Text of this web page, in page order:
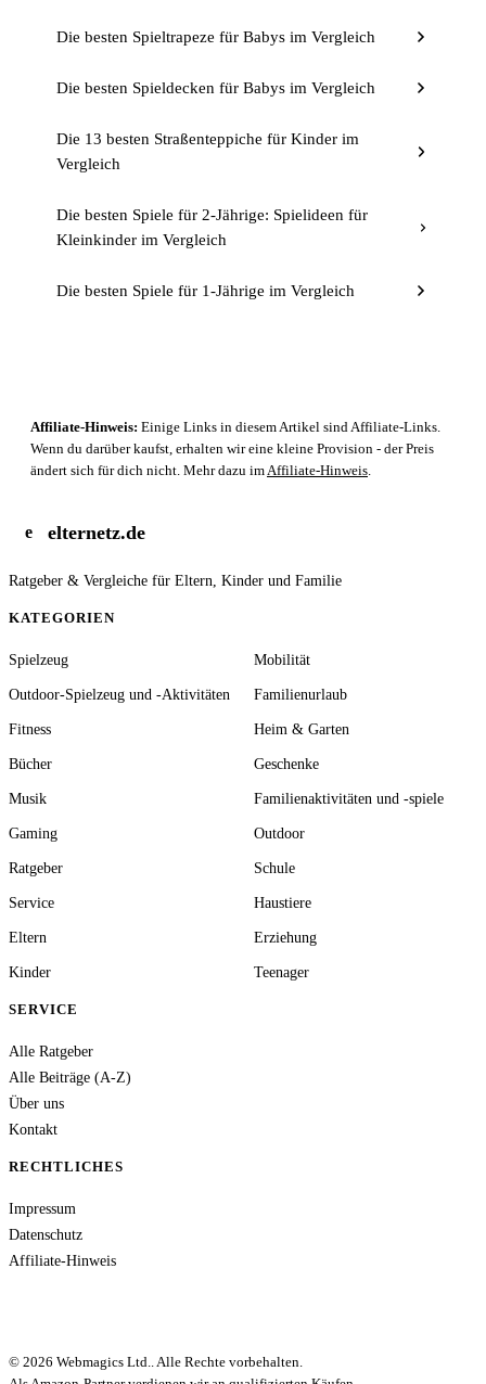
Die besten Spieltrapeze für Babys im Vergleich
Die besten Spieldecken für Babys im Vergleich
Die 13 besten Straßenteppiche für Kinder im
Vergleich
Die besten Spiele für 2-Jährige: Spielideen für
Kleinkinder im Vergleich
Die besten Spiele für 1-Jährige im Vergleich
Affiliate-Hinweis: Einige Links in diesem Artikel sind Affiliate-Links.
Wenn du darüber kaufst, erhalten wir eine kleine Provision - der Preis
ändert sich für dich nicht. Mehr dazu im Affiliate-Hinweis
e elternetz.de
Ratgeber & Vergleiche für Eltern, Kinder und Familie
KATEGORIEN
Spielzeug Mobilität
Outdoor-Spielzeug und -Aktivitäten Familienurlaub
Fitness Heim & Garten
Bücher Geschenke
Musik Familienaktivitäten und -spiele
Gaming Outdoor
Ratgeber Schule
Service Haustiere
Eltern Erziehung
Kinder Teenager
SERVICE
Alle Ratgeber
Alle Beiträge (A-Z)
Über uns
Kontakt
RECHTLICHES
Impressum
Datenschutz
Affiliate-Hinweis
© 2026 Webmagics Ltd.. Alle Rechte vorbehalten.